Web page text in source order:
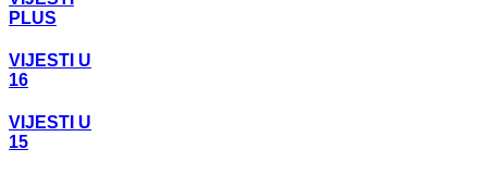
PLUS
VIJESTI U
16
VIJESTI U
15